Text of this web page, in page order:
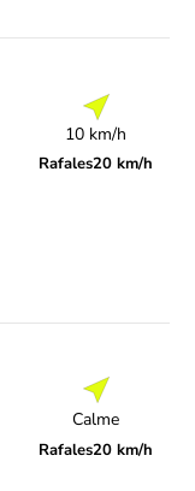
10 km/h
Rafales20 km/h
Calme
Rafales20 km/h